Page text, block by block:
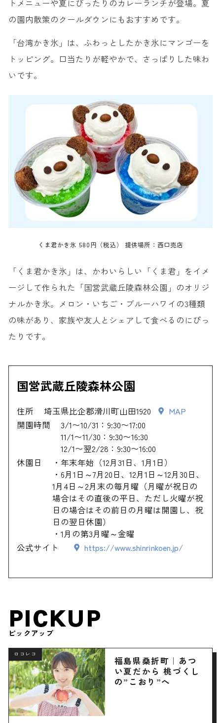
トメニューや夏にぴったりのカレーランチが登場。夏
の園内散策のクールダウンにもおすすめです。
「台湾かき氷」は、ふわっとしたかき氷にマンゴーを
トッピング。口当たりが軽やかで、さっぱりした味わ
いです。
くま君かき氷 580円（税込） 提供場所：西口売店
「くま君かき氷」は、かわいらしい「くま君」をイメ
ージして作られた「国営武蔵丘陵森林公園」のオリジ
ナルかき氷。メロン・いちご・ブルーハワイの3種類
の味があり、家族や友人とシェアして食べるのにぴっ
たりです。
国営武蔵丘陵森林公園
住所 埼玉県比企郡滑川町山田1920
MAP
開園時間
3/1〜10/31：9:30〜17:00
11/1〜11/30：9:30〜16:30
12/1〜翌2/28：9:30〜16:00
休園日
・年末年始（12月31日、1月1日）
・6月1日～7月20日、12月1日～12月30日、
1月4日～2月末の毎月曜（月曜が祝日の
場合はその直後の平日、ただし火曜が祝
日の場合はその前日の月曜は開園し、祝
日の翌日休園）
・1月の第3月曜～金曜
公式サイト
https://www.shinrinkoen.jp/
PICKUP
ピックアップ
ロコレコ
福島県桑折町｜あつ
い夏だから 桃づくし
の”こおり”へ